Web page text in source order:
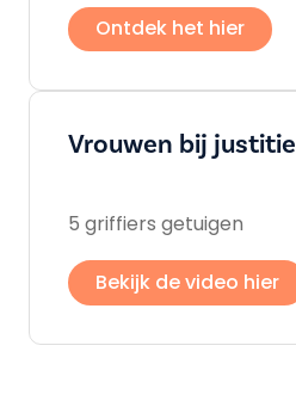
Ontdek het hier
Vrouwen bij justitie
5 griffiers getuigen
Bekijk de video hier